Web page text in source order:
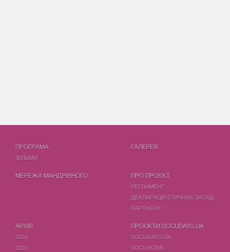
ПРОГРАМА
ФIЛЬМИ
ГАЛЕРЕЯ
МЕРЕЖА МАНДРІВНОГО ПРО ПРОЄКТ
РЕГЛАМЕНТ
ДЕКЛАРАЦІЯ ЕТИЧНИХ ЗАСАД
ПАРТНЕРИ
АРХІВ
2024
2023
ПРОЄКТИ DOCUDAYS UA
DOCUDAYS UA
DOCU/КЛУБ